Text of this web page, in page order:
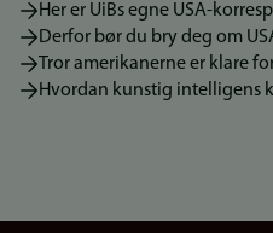
Her er UiBs egne USA-
Derfor bør du bry deg om
Tror amerikanerne er klare
Hvordan kunstig intelligens